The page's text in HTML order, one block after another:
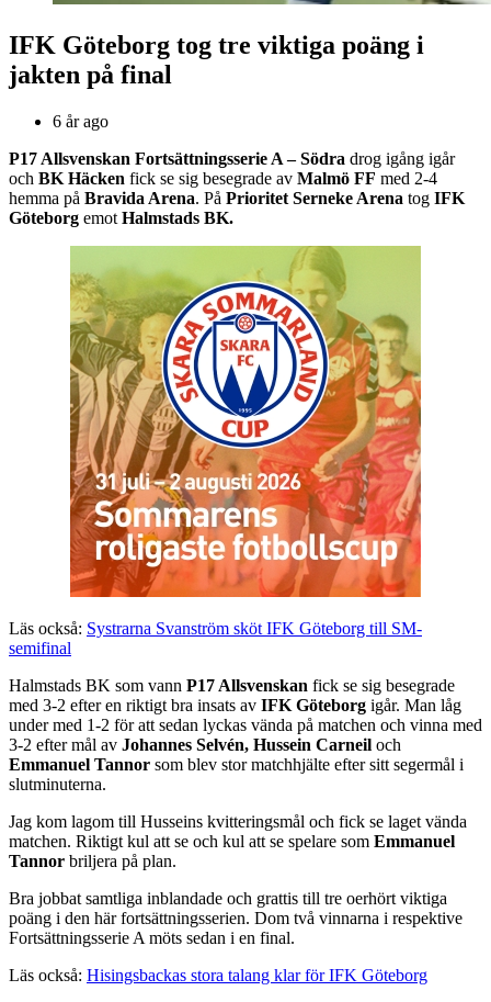
IFK Göteborg tog tre viktiga poäng i
jakten på final
6 år ago
P17 Allsvenskan Fortsättningsserie A – Södra drog igång igår
och BK Häcken fick se sig besegrade av Malmö FF med 2-4
hemma på Bravida Arena. På Prioritet Serneke Arena tog IFK
Göteborg emot Halmstads BK.
Läs också: Systrarna Svanström sköt IFK Göteborg till SM-
semifinal
Halmstads BK som vann P17 Allsvenskan fick se sig besegrade
med 3-2 efter en riktigt bra insats av IFK Göteborg igår. Man låg
under med 1-2 för att sedan lyckas vända på matchen och vinna med
3-2 efter mål av Johannes Selvén, Hussein Carneil och
Emmanuel Tannor som blev stor matchhjälte efter sitt segermål i
slutminuterna.
Jag kom lagom till Husseins kvitteringsmål och fick se laget vända
matchen. Riktigt kul att se och kul att se spelare som Emmanuel
Tannor briljera på plan.
Bra jobbat samtliga inblandade och grattis till tre oerhört viktiga
poäng i den här fortsättningsserien. Dom två vinnarna i respektive
Fortsättningsserie A möts sedan i en final.
Läs också: Hisingsbackas stora talang klar för IFK Göteborg